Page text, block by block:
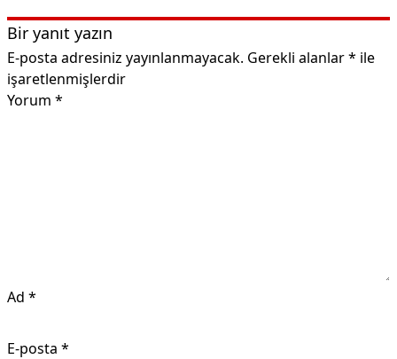
Bir yanıt yazın
E-posta adresiniz yayınlanmayacak. Gerekli alanlar* ile
işaretlenmişlerdir
Yorum *
Ad *
E-posta *